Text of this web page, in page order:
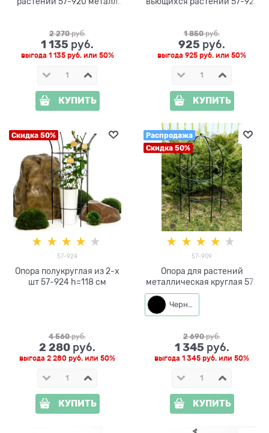
2 270 руб.
1 135 руб.
выгода 1 135 руб.или 50%
КУПИТЬ
1 850 руб.
925 руб.
выгода 925 руб. или 50%
КУПИТЬ
Скидка 50%
57-924
Опора полукруглая из 2-х
шт 57-924 h=118 см
4 560 руб.
2 280 руб.
выгода 2 280 руб. или 50%
КУПИТЬ
Распродажа
Скидка 50%
57-909
Опора для растений
металлическая круглая 57-
909 высота 83 см
Черный
2 690 руб.
1 345 руб.
выгода 1 345 руб. или 50%
КУПИТЬ